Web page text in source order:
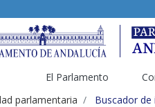
El Parlamento
parlamentaria
Buscador de